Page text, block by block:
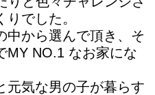
でした。
中から選んで頂き、そ
MY NO.1 なお家にな
元気な男の子が暮らす